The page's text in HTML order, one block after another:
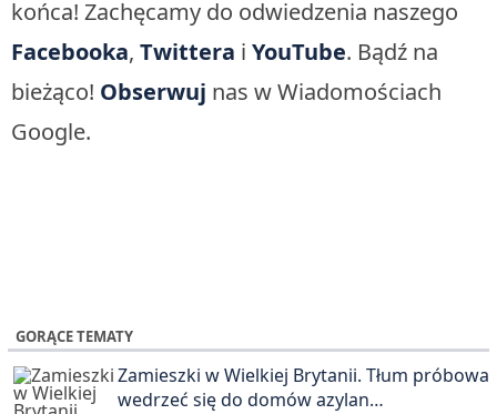
końca! Zachęcamy do odwiedzenia naszego
Facebooka, Twittera i YouTube. Bądź na
bieżąco! Obserwuj nas w Wiadomościach
Google.
GORĄCE TEMATY
Zamieszki w Wielkiej Brytanii. Tłum próbował
wedrzeć się do domów azylan…